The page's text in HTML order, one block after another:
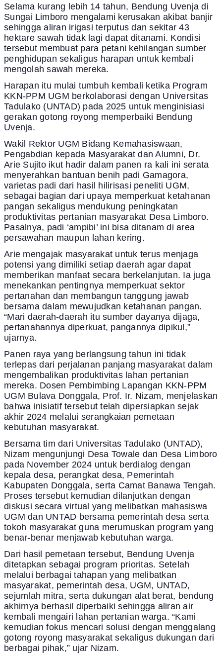
Selama kurang lebih 14 tahun, Bendung Uvenja di
Sungai Limboro mengalami kerusakan akibat banjir
sehingga aliran irigasi terputus dan sekitar 43
hektare sawah tidak lagi dapat ditanami. Kondisi
tersebut membuat para petani kehilangan sumber
penghidupan sekaligus harapan untuk kembali
mengolah sawah mereka.
Harapan itu mulai tumbuh kembali ketika Program
KKN-PPM UGM berkolaborasi dengan Universitas
Tadulako (UNTAD) pada 2025 untuk menginisiasi
gerakan gotong royong memperbaiki Bendung
Uvenja.
Wakil Rektor UGM Bidang Kemahasiswaan,
Pengabdian kepada Masyarakat dan Alumni, Dr.
Arie Sujito ikut hadir dalam panen ra kali ini serata
menyerahkan bantuan benih padi Gamagora,
varietas padi dari hasil hilirisasi peneliti UGM,
sebagai bagian dari upaya memperkuat ketahanan
pangan sekaligus mendukung peningkatan
produktivitas pertanian masyarakat Desa Limboro.
Pasalnya, padi ‘ampibi’ ini bisa ditanam di area
persawahan maupun lahan kering.
Arie mengajak masyarakat untuk terus menjaga
potensi yang dimiliki setiap daerah agar dapat
memberikan manfaat secara berkelanjutan. Ia juga
menekankan pentingnya memperkuat sektor
pertanahan dan membangun tanggung jawab
bersama dalam mewujudkan ketahanan pangan.
“Mari daerah-daerah itu sumber dayanya dijaga,
pertanahannya diperkuat, pangannya dipikul,”
ujarnya.
Panen raya yang berlangsung tahun ini tidak
terlepas dari perjalanan panjang masyarakat dalam
mengembalikan produktivitas lahan pertanian
mereka. Dosen Pembimbing Lapangan KKN-PPM
UGM Bulava Donggala, Prof. Ir. Nizam, menjelaskan
bahwa inisiatif tersebut telah dipersiapkan sejak
akhir 2024 melalui serangkaian pemetaan
kebutuhan masyarakat.
Bersama tim dari Universitas Tadulako (UNTAD),
Nizam mengunjungi Desa Towale dan Desa Limboro
pada November 2024 untuk berdialog dengan
kepala desa, perangkat desa, Pemerintah
Kabupaten Donggala, serta Camat Banawa Tengah.
Proses tersebut kemudian dilanjutkan dengan
diskusi secara virtual yang melibatkan mahasiswa
UGM dan UNTAD bersama pemerintah desa serta
tokoh masyarakat guna merumuskan program yang
benar-benar menjawab kebutuhan warga.
Dari hasil pemetaan tersebut, Bendung Uvenja
ditetapkan sebagai program prioritas. Setelah
melalui berbagai tahapan yang melibatkan
masyarakat, pemerintah desa, UGM, UNTAD,
sejumlah mitra, serta dukungan alat berat, bendung
akhirnya berhasil diperbaiki sehingga aliran air
kembali mengairi lahan pertanian warga. “Kami
kemudian fokus mencari solusi dengan menggalang
gotong royong masyarakat sekaligus dukungan dari
berbagai pihak,” ujar Nizam.